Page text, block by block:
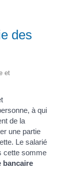
des
et
à qui
de la
une partie
Le salarié
cette somme
bancaire